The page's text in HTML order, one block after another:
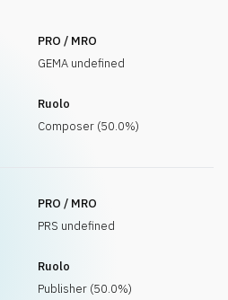
PRO / MRO
GEMA undefined
Ruolo
Composer (50.0%)
PRO / MRO
PRS undefined
Ruolo
Publisher (50.0%)